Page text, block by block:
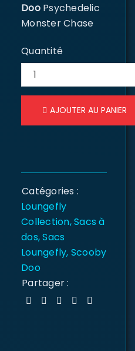
DooPsychedelic
Monster Chase
Quantité
AJOUTER AU PANIER
Catégories :
Loungefly
Collection,Sacs à
dos,Sacs
Loungefly, Scooby
Doo
Partager :